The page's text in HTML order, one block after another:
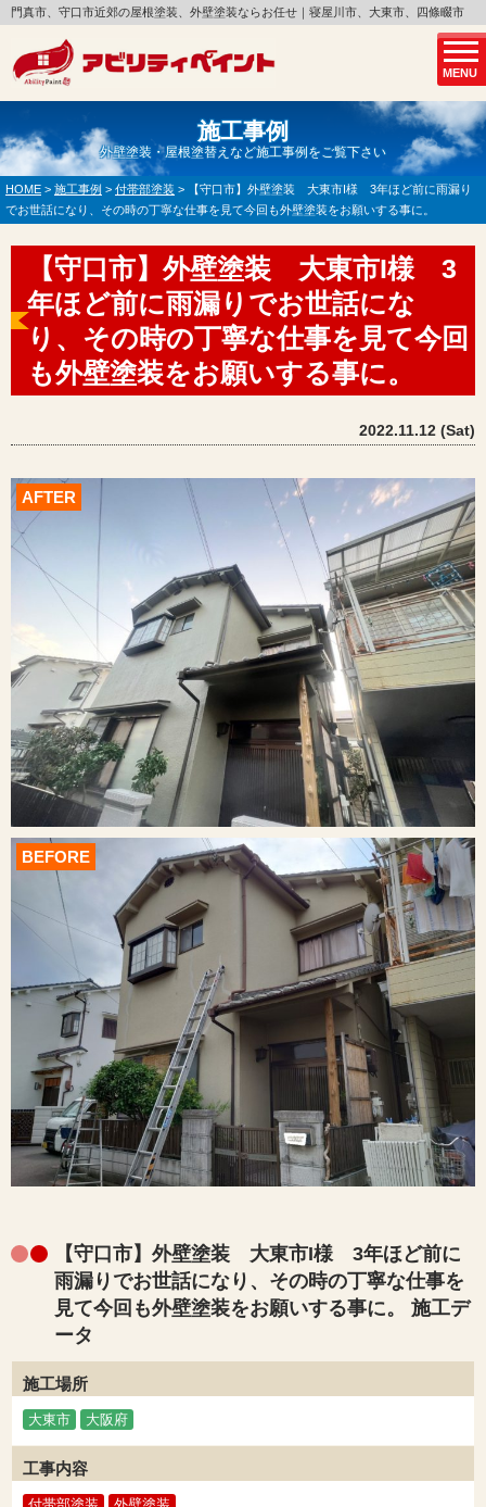
MENU
門真市、守口市近郊の屋根塗装、外壁塗装ならお任せ｜寝屋川市、大東市、四條畷市
施工事例
外壁塗装・屋根塗替えなど施工事例をご覧下さい
HOME > 施工事例 > 付帯部塗装 >
【守口市】外壁塗装 大東市I様 3年ほど前に雨漏り
でお世話になり、その時の丁寧な仕事を見て今回も外壁塗装をお願いする事に。
【守口市】外壁塗装 大東市I様 3
年ほど前に雨漏りでお世話にな
り、その時の丁寧な仕事を見て今回
も外壁塗装をお願いする事に。
2022.11.12 (Sat)
AFTER
BEFORE
【守口市】外壁塗装 大東市I様 3年ほど前に
雨漏りでお世話になり、その時の丁寧な仕事を
見て今回も外壁塗装をお願いする事に。 施工デ
ータ
施工場所
大東市 大阪府
工事内容